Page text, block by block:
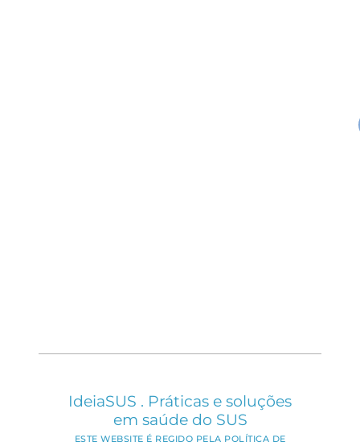
IdeiaSUS . Práticas e soluções
em saúde do SUS
ESTE WEBSITE É REGIDO PELA POLÍTICA DE